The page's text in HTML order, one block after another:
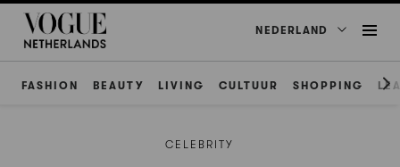
NEDERLAND
FASHION BEAUTY LIVING CULTUUR SHOPPING
CELEBRITY